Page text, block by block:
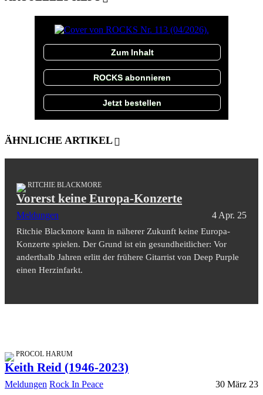
Zum Inhalt
ROCKS abonnieren
Jetzt bestellen
ÄHNLICHE ARTIKEL
RITCHIE BLACKMORE
Vorerst keine Europa-Konzerte
Meldungen 4 Apr. 25
Ritchie Blackmore kann in näherer Zukunft keine Europa-
Konzerte spielen. Der Grund ist ein gesundheitlicher: Vor
anderthalb Jahren erlitt der frühere Gitarrist von Deep Purple
einen Herzinfarkt.
PROCOL HARUM
Keith Reid (1946-2023)
Meldungen Rock In Peace 30 März 23